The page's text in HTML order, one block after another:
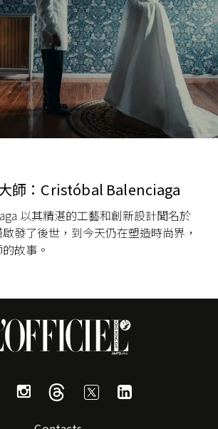
師：Cristóbal Balenciaga
以其精湛的工藝和創新設計聞名於
發了後世，到今天仍在塑造時尚界，
故事。